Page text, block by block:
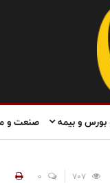
بورس و بیمه صنعت و
0